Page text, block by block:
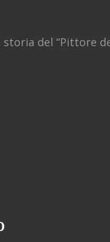
del “Pittore